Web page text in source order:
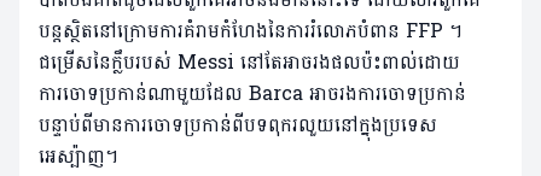
បន្តស្ថិតនៅក្រោមការគំរាមកំហែងនៃការរំលោភបំពាន FFP ។
ជម្រើសនៃក្លឹបរបស់ Messi នៅតែអាចរងផលប៉ះពាល់ដោយ
ការចោទប្រកាន់ណាមួយដែល Barca អាចរងការចោទប្រកាន់
បន្ទាប់ពីមានការចោទប្រកាន់ពីបទពុករលួយនៅក្នុងប្រទេស
អេស្ប៉ាញ។